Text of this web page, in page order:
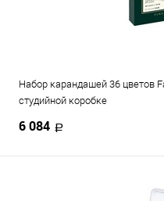
Набор карандашей 36 цветов
студийной коробке
6 084